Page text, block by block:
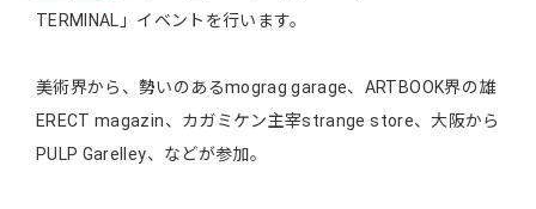
TERMINAL」イベントを行います。
美術界から、勢いのあるmograg garage、ARTBOOK界の雄
ERECT magazin、カガミケン主宰strange store、大阪から
PULP Garelley、などが参加。